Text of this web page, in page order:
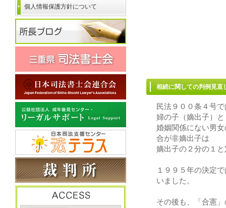
相続に関しての判例見直
民法９００条４号
婦の子（嫡出子）と
婚姻関係にない男
合が非嫡出子は
嫡出子の２分の１
１９９５年の決定
いました。
その後も、「合憲
個人情報保護方針について